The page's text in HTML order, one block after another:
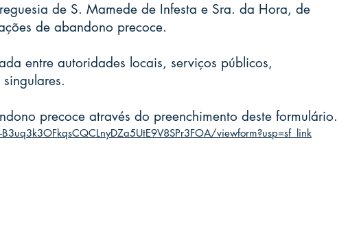
de S. Mamede de Infesta e Sra. da Hora, de
de abandono precoce.
entre autoridades locais, serviços públicos,
precoce através do preenchimento deste formulário.
viewform?usp=sf_link